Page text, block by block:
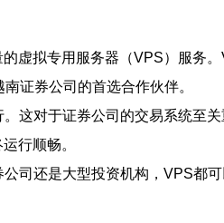
虚拟专用服务器（VPS）服务
证券公司的首选合作伙伴。
这对于证券公司的交易系统至
行顺畅。
司还是大型投资机构，VPS都